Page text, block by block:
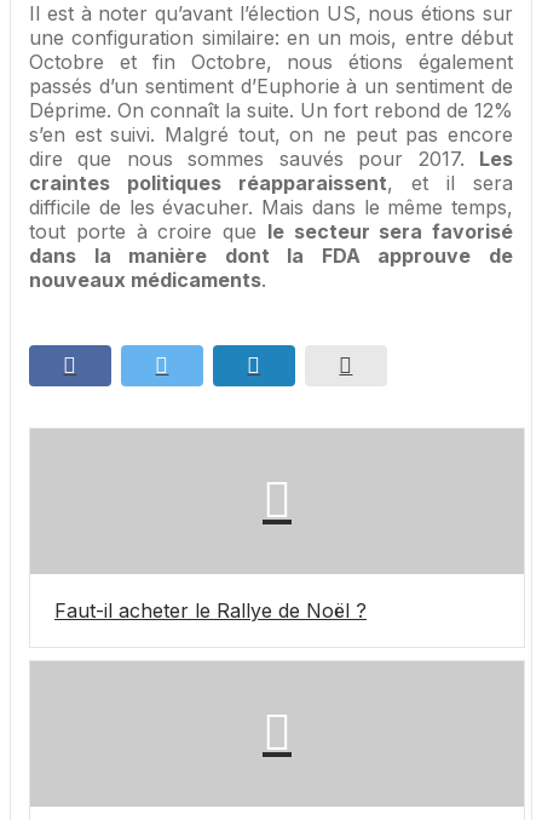
Il est à noter qu’avant l’élection US, nous étions sur
une configuration similaire: en un mois, entre début
Octobre et fin Octobre, nous étions également
passés d’un sentiment d’Euphorie à un sentiment de
Déprime. On connaît la suite. Un fort rebond de 12%
s’en est suivi. Malgré tout, on ne peut pas encore
dire que nous sommes sauvés pour 2017. Les
craintes politiques réapparaissent, et il sera
difficile de les évacuher. Mais dans le même temps,
tout porte à croire que le secteur sera favorisé
dans la manière dont la FDA approuve de
nouveaux médicaments.
Faut-il acheter le Rallye de Noël ?